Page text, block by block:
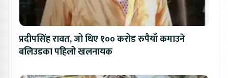
प्रदीपसिंह रावत, जो थिए १०० करोड रुपैयाँ कमाउने
बलिउडका पहिलो खलनायक